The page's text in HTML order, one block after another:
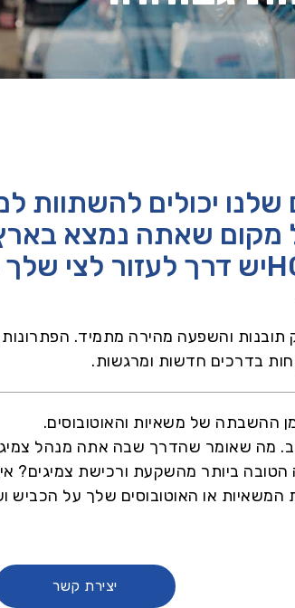
אודות ב.מ.ב
צור קשר
יכולים להשתוות
מקום שאתה נמצא
תובנות והשפעה מהירה מתמיד.
בדרכים חדשות ומרגשות.
ההשבתה של משאיות והאוטובוסים.
מה שאומר שהדרך שבה אתה מנהל
ביותר מהשקעת ורכישת צמיגים?
או האוטובוסים שלך על הכביש
יצירת קשר